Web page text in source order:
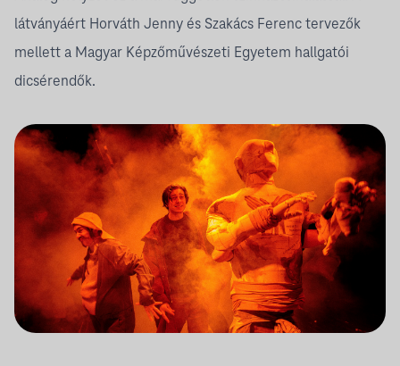
látványáért Horváth Jenny és Szakács Ferenc tervezők
mellett a Magyar Képzőművészeti Egyetem hallgatói
dicsérendők.